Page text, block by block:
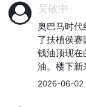
吴敬中
奥巴马时代
了扶植侯
钱油顶现在
油。楼下新
2026-06-02